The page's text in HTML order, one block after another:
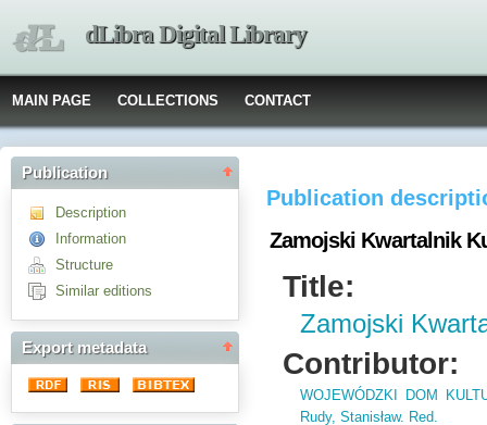
dLibra Digital Library
MAIN PAGE COLLECTIONS CONTACT
Publication
Description
Information
Structure
Similar editions
Export metadata
Publication
Zamojski Kwartalnik
Title:
Zamojski
Contributor:
WOJEWÓDZKI DOM
Rudy, Stanisław. Red.